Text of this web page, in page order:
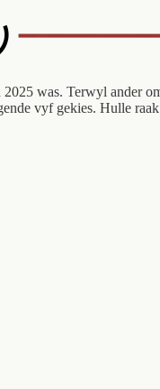
was. Terwyl ander
vyf gekies. Hulle